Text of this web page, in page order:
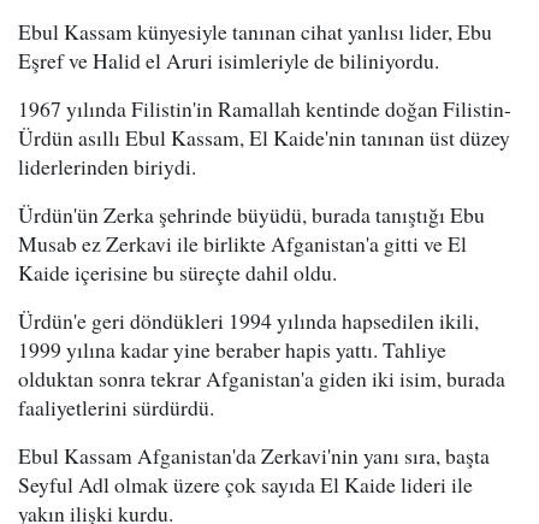
Ebul Kassam künyesiyle tanınan cihat yanlısı lider, Ebu
Eşref ve Halid el Aruri isimleriyle de biliniyordu.
1967 yılında Filistin'in Ramallah kentinde doğan Filistin-
Ürdün asıllı Ebul Kassam, El Kaide'nin tanınan üst düzey
liderlerinden biriydi.
Ürdün'ün Zerka şehrinde büyüdü, burada tanıştığı Ebu
Musab ez Zerkavi ile birlikte Afganistan'a gitti ve El
Kaide içerisine bu süreçte dahil oldu.
Ürdün'e geri döndükleri 1994 yılında hapsedilen ikili,
1999 yılına kadar yine beraber hapis yattı. Tahliye
olduktan sonra tekrar Afganistan'a giden iki isim, burada
faaliyetlerini sürdürdü.
Ebul Kassam Afganistan'da Zerkavi'nin yanı sıra, başta
Seyful Adl olmak üzere çok sayıda El Kaide lideri ile
yakın ilişki kurdu.